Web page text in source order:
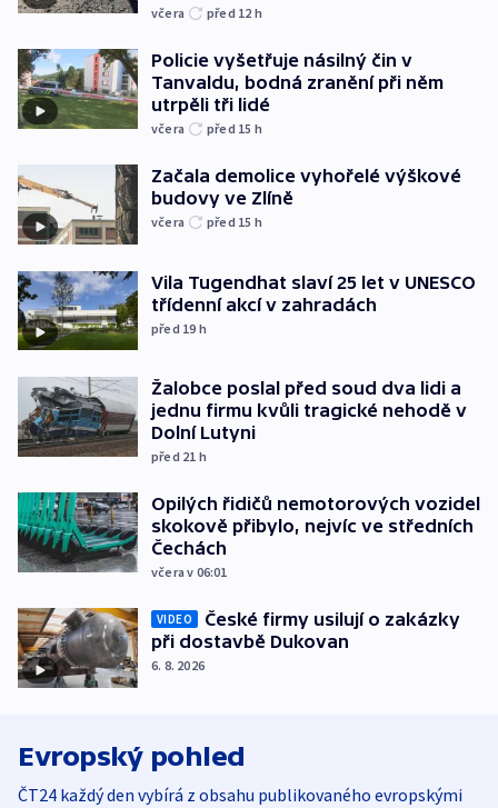
včera před 12 h
Policie vyšetřuje násilný čin v
Tanvaldu, bodná zranění při něm
utrpěli tři lidé
včera před 15 h
Začala demolice vyhořelé výškové
budovy ve Zlíně
včera před 15 h
Vila Tugendhat slaví 25 let v UNESCO
třídenní akcí v zahradách
před 19 h
Žalobce poslal před soud dva lidi a
jednu firmu kvůli tragické nehodě v
Dolní Lutyni
před 21 h
Opilých řidičů nemotorových vozidel
skokově přibylo, nejvíc ve středních
Čechách
včera v 06:01
VIDEO
České firmy usilují o zakázky
při dostavbě Dukovan
6. 8. 2026
Evropský pohled
ČT24 každý den vybírá z obsahu publikovaného evropskými